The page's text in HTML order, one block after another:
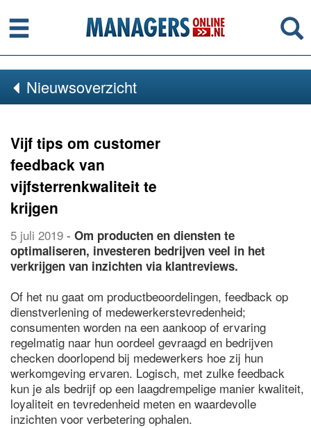
Menu
Nieuwsoverzicht
Vijf tips om customer
feedback van
vijfsterrenkwaliteit te
krijgen
5 juli 2019 - Om producten en diensten te
optimaliseren, investeren bedrijven veel in het
verkrijgen van inzichten via klantreviews.
Of het nu gaat om productbeoordelingen, feedback op
dienstverlening of medewerkerstevredenheid;
consumenten worden na een aankoop of ervaring
regelmatig naar hun oordeel gevraagd en bedrijven
checken doorlopend bij medewerkers hoe zij hun
werkomgeving ervaren. Logisch, met zulke feedback
kun je als bedrijf op een laagdrempelige manier kwaliteit,
loyaliteit en tevredenheid meten en waardevolle
inzichten voor verbetering ophalen.